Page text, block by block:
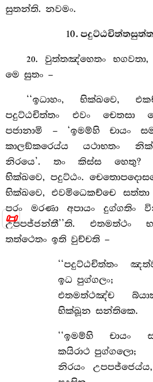
📜
සුතන්ති. නවමං.
10.
20. වුත්තඤ්හෙතං
මෙ සුතං –
‘‘ඉධාහං, භික්ඛවෙ,
පදුට්ඨචිත්තං එවං චෙතසා
පජානාමි – ‘ඉමම්හි චායං
කාලඞ්කරෙය්ය යථාභතං
නිරයෙ’. තං කිස්ස හෙතු?
භික්ඛවෙ, පදුට්ඨං.
භික්ඛවෙ, එවමිධෙකච්චෙ සත්තා
පරං මරණා අපායං දුග්ගතිං
උපපජ්ජන්තී’’ති. එතමත්ථං
තත්ථෙතං ඉති වුච්චති –
‘‘පදුට්ඨචිත්තං
ඉධ පුග්ගලං;
එතමත්ථඤ්ච
භික්ඛූන සන්තිකෙ.
‘‘ඉමම්හි චායං
කයිරාථ පුග්ගලො;
නිරයං